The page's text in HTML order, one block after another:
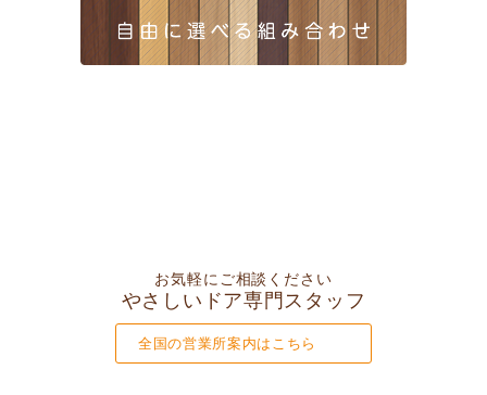
お気軽にご相談ください
やさしいドア専門スタッフ
全国の営業所案内はこちら